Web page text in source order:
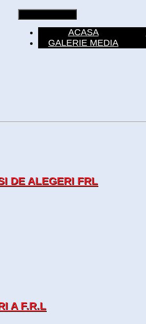
ACASA
GALERIE MEDIA
DE ALEGERI FRL
A F.R.L